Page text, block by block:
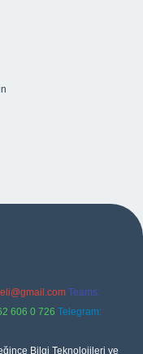
Teams:
606 0 726 Telegram:
Bilgi Teknolojileri ve